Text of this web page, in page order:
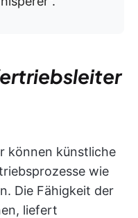
können künstliche
wie
Die Fähigkeit der
liefert